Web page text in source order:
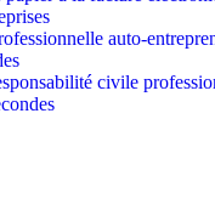
auto-
civile